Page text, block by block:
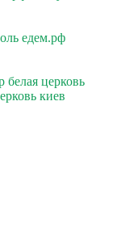
едем.рф
белая церковь
киев